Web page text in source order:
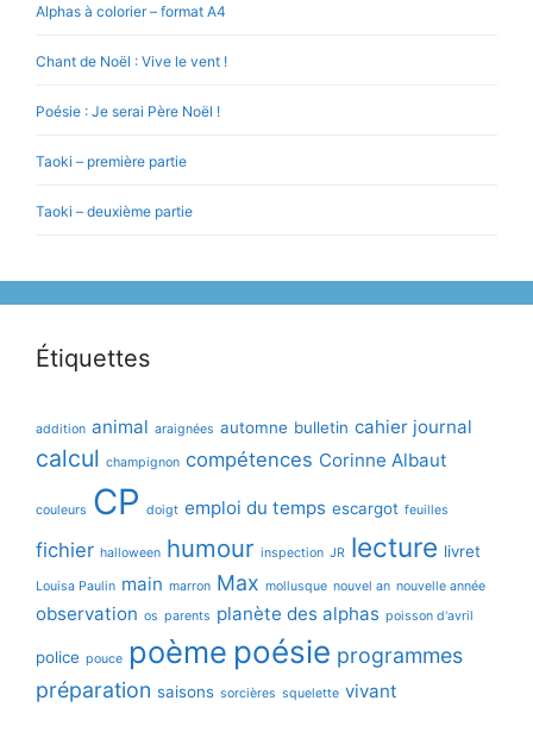
Alphas à colorier – format A4
Chant de Noël : Vive le vent !
Poésie : Je serai Père Noël !
Taoki – première partie
Taoki – deuxième partie
Étiquettes
addition animal araignées automne bulletin cahier journal
calcul champignon compétences Corinne Albaut
couleurs CP doigt emploi du temps escargot feuilles
fichier halloween humour inspection JR lecture livret
Louisa Paulin main marron Max mollusque nouvel an nouvelle année
observation os parents planète des alphas poisson d'avril
police pouce poème poésie programmes
préparation saisons sorcières squelette vivant